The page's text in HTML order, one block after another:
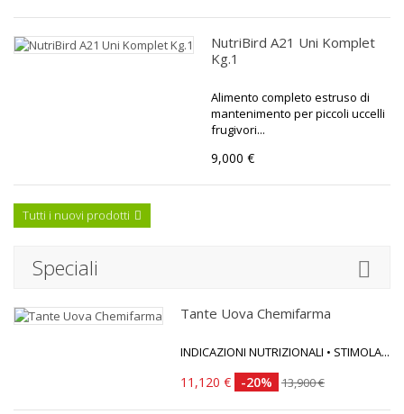
NutriBird A21 Uni Komplet
Kg.1
Alimento completo estruso di
mantenimento per piccoli uccelli
frugivori...
9,000 €
Tutti i nuovi prodotti
Speciali
Tante Uova Chemifarma
INDICAZIONI NUTRIZIONALI • STIMOLA...
11,120 € -20% 13,900 €